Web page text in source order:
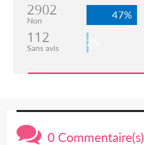
2902
Non 47%
112
Sans avis 2%
0 Commentaire(s)